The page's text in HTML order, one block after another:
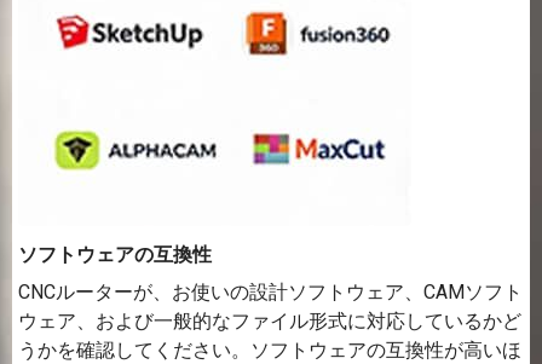
ソフトウェアの互換性
CNCルーターが、お使いの設計ソフトウェア、CAMソフト
ウェア、および一般的なファイル形式に対応しているかど
うかを確認してください。ソフトウェアの互換性が高いほ